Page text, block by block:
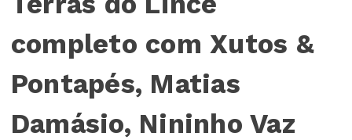
completo com Xutos &
Pontapés, Matias
Damásio, Nininho Vaz